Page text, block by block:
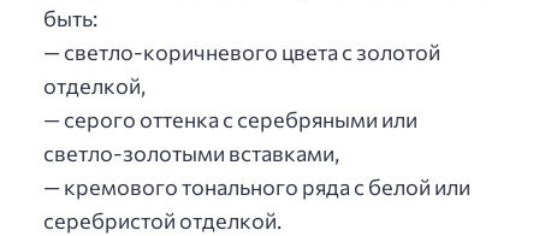
быть:
— светло-коричневого цвета с золотой
отделкой,
— серого оттенка с серебряными или
светло-золотыми вставками,
— кремового тонального ряда с белой или
серебристой отделкой.